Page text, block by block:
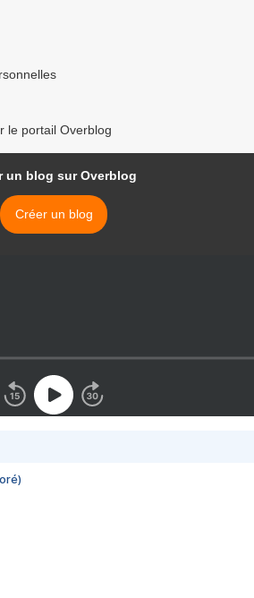
le portail Overblog
un blog sur Overblog
Créer un blog